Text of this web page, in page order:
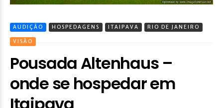
AUDIÇÃO HOSPEDAGENS ITAIPAVA RIO DE JANEIRO
VISÃO
Pousada Altenhaus –
onde se hospedar em